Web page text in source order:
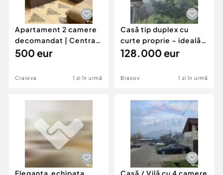
Apartament 2 camere
decomandat | Centrală
proprie | 60 mp |
500 eur
Craiova 1 zi în urmă
Casă tip duplex cu
curte proprie – ideală
pentru renovar
128.000 eur
Brasov 1 zi în urmă
Eleganta,echipata
Casă / Vilă cu 4 camere